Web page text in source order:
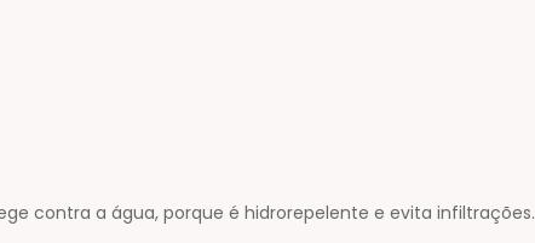
contra a água, porque é hidrorepelente e evita infiltrações.